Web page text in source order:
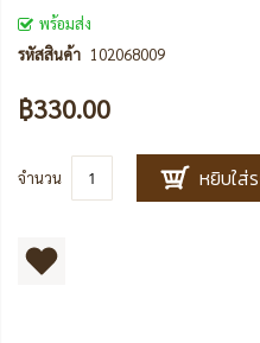
พร้อมส่ง
รหัสสินค้า 102068009
฿330.00
จำนวน หยิบใส่